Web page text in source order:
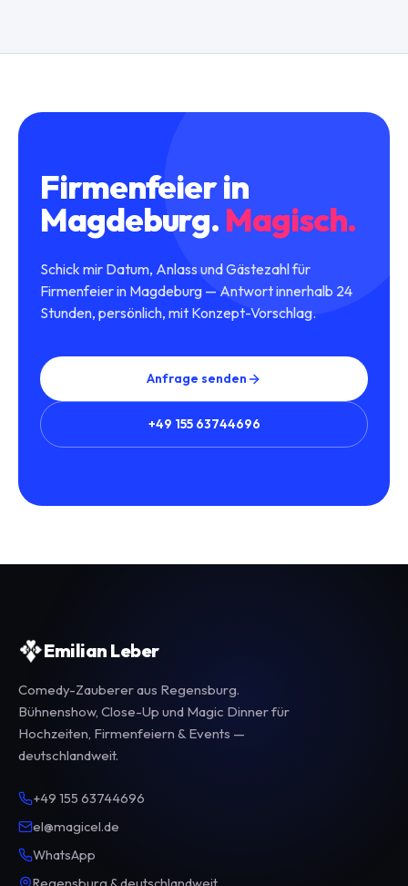
Firmenfeierin
Magdeburg. Magisch.
Schick mir Datum, Anlass und Gästezahl für
Firmenfeier in Magdeburg — Antwort innerhalb 24
Stunden, persönlich, mit Konzept-Vorschlag.
Anfrage senden
+49 155 63744696
Emilian Leber
Comedy-Zauberer aus Regensburg.
Bühnenshow, Close-Up und Magic Dinner für
Hochzeiten, Firmenfeiern & Events —
deutschlandweit.
+49 155 63744696
el@magicel.de
WhatsApp